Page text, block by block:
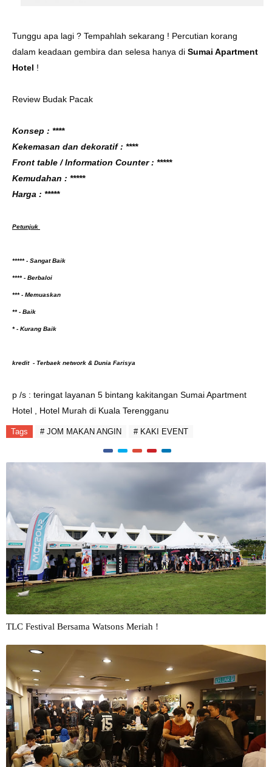
Tunggu apa lagi ? Tempahlah sekarang ! Percutian korang
dalam keadaan gembira dan selesa hanya di Sumai Apartment
Hotel !
Review Budak Pacak
Konsep : ****
Kekemasan dan dekoratif : ****
Front table / Information Counter : *****
Kemudahan : *****
Harga : *****
Petunjuk
***** - Sangat Baik
**** - Berbaloi
*** - Memuaskan
** - Baik
* - Kurang Baik
kredit - Terbaek network & Dunia Farisya
p /s : teringat layanan 5 bintang kakitangan Sumai Apartment
Hotel , Hotel Murah di Kuala Terengganu
Tags # JOM MAKAN ANGIN # KAKI EVENT
TLC Festival Bersama Watsons Meriah !